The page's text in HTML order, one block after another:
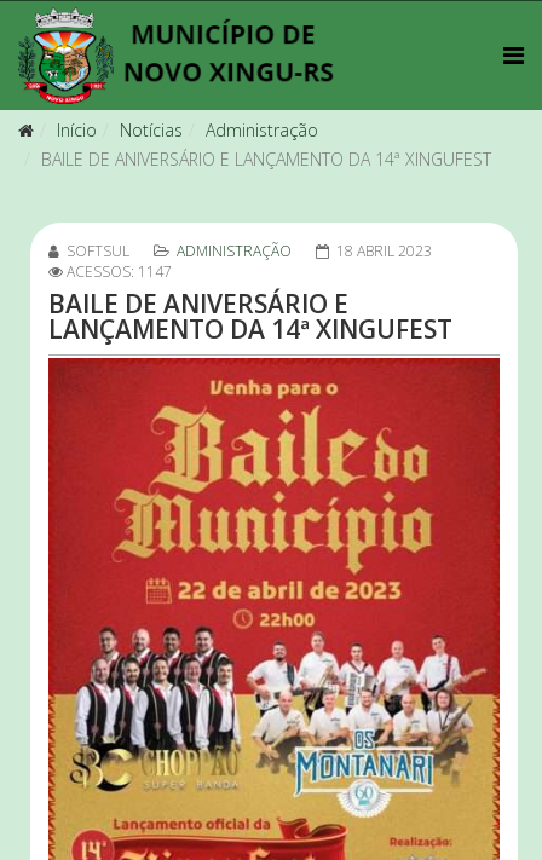
Início Notícias
Administração
BAILE DE ANIVERSÁRIO E LANÇAMENTO DA 14ª XINGUFEST
SOFTSUL ADMINISTRAÇÃO
18 ABRIL 2023
ACESSOS: 1147
BAILE DE ANIVERSÁRIO E
LANÇAMENTO DA 14ª XINGUFEST